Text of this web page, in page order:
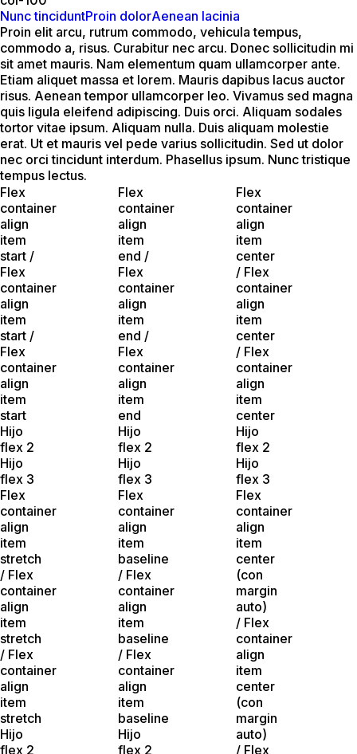
Nunc tinciduntProin dolorAenean lacinia
Proin elit arcu, rutrum commodo, vehicula tempus,
commodo a, risus. Curabitur nec arcu. Donec sollicitudin mi
sit amet mauris. Nam elementum quam ullamcorper ante.
Etiam aliquet massa et lorem. Mauris dapibus lacus auctor
risus. Aenean tempor ullamcorper leo. Vivamus sed magna
quis ligula eleifend adipiscing. Duis orci. Aliquam sodales
tortor vitae ipsum. Aliquam nulla. Duis aliquam molestie
erat. Ut et mauris vel pede varius sollicitudin. Sed ut dolor
nec orci tincidunt interdum. Phasellus ipsum. Nunc tristique
tempus lectus.
Flex
container
align
item
start /
Flex
container
align
item
start /
Flex
container
align
item
start
Hijo
flex 2
Hijo
flex 3
Flex
container
align
item
end /
Flex
container
align
item
end /
Flex
container
align
item
end
Hijo
flex 2
Hijo
flex 3
Flex
container
align
item
center
/ Flex
container
align
item
center
/ Flex
container
align
item
center
Hijo
flex 2
Hijo
flex 3
Flex
container
align
item
stretch
/ Flex
container
align
item
stretch
/ Flex
container
align
item
stretch
Hijo
flex 2
Flex
container
align
item
baseline
/ Flex
container
align
item
baseline
/ Flex
container
align
item
baseline
Hijo
flex 2
Flex
container
align
item
center
(con
margin
auto)
/ Flex
container
align
item
center
(con
margin
auto)
/ Flex